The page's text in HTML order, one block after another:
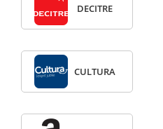
DECITRE
CULTURA